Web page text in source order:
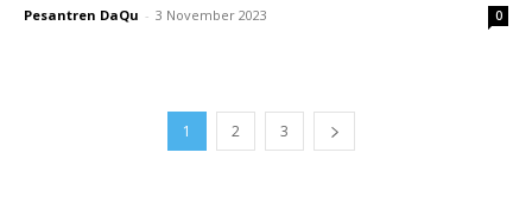
Pesantren DaQu - 3 November 2023 0
1 2 3